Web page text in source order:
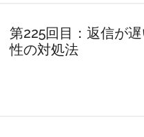
第225回目：返信が
性の対処法